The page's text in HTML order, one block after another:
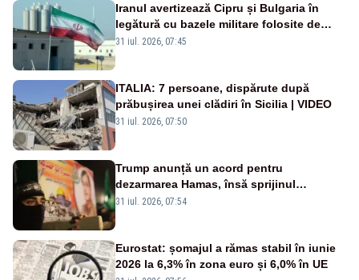
Iranul avertizează Cipru și Bulgaria în
legătură cu bazele militare folosite de
SUA
31 iul. 2026, 07:45
ITALIA: 7 persoane, dispărute după
prăbușirea unei clădiri în Sicilia | VIDEO
31 iul. 2026, 07:50
Trump anunță un acord pentru
dezarmarea Hamas, însă sprijinul
Israelului rămâne incert
31 iul. 2026, 07:54
Eurostat: șomajul a rămas stabil în iunie
2026 la 6,3% în zona euro și 6,0% în UE